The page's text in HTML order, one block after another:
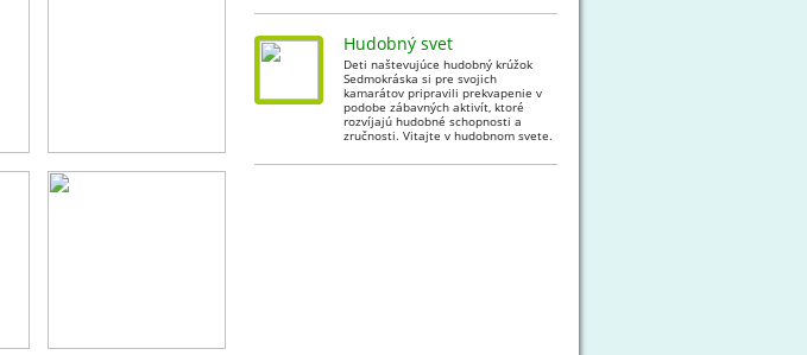
Hudobný svet
Deti naštevujúce hudobný krúžok
Sedmokráska si pre svojich
kamarátov pripravili prekvapenie v
podobe zábavných aktivít, ktoré
rozvíjajú hudobné schopnosti a
zručnosti. Vitajte v hudobnom svete.